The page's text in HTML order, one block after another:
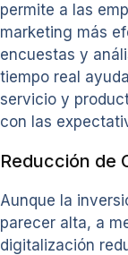
permite a las
marketing más
encuestas y
tiempo real
servicio y
con las
Reducción de
Aunque la
parecer alta, a
digitalización